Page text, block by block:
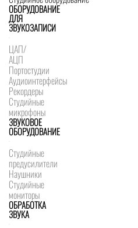
ОБОРУДОВАНИЕ
ДЛЯ
ЗВУКОЗАПИСИ
ЦАП/
АЦП
Портостудии
Аудиоинтерфейсы
Рекордеры
Студийные
микрофоны
ЗВУКОВОЕ
ОБОРУДОВАНИЕ
Студийные
предусилители
Наушники
Студийные
мониторы
ОБРАБОТКА
ЗВУКА